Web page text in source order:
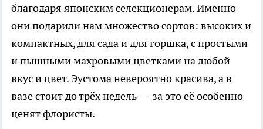
благодаря японским селекционерам. Именно
они подарили нам множество сортов: высоких и
компактных, для сада и для горшка, с простыми
и пышными махровыми цветками на любой
вкус и цвет. Эустома невероятно красива, а в
вазе стоит до трёх недель — за это её особенно
ценят флористы.